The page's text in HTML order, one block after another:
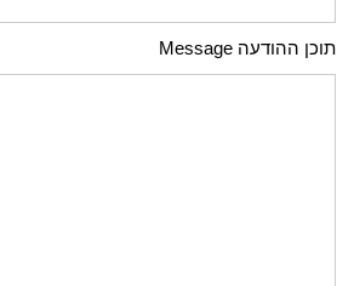
תוכן ההודעה Message